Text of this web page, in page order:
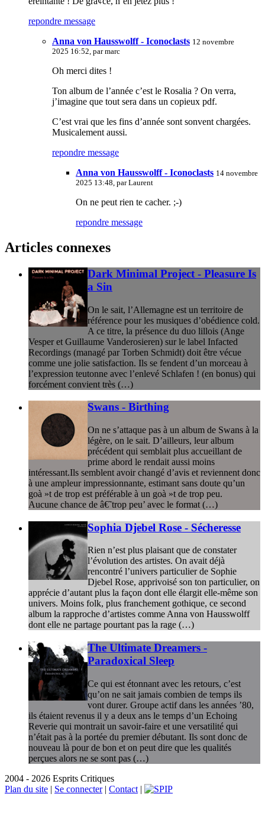
repondre message
Anna von Hausswolff - Iconoclasts 12 novembre
2025 16:52, parmarc
Oh merci dites !
Ton album de l’année c’est le Rosalia ? On verra,
j’imagine que tout sera dans un copieux pdf.
C’est vrai que les fins d’année sont sonvent chargées.
Musicalement aussi.
repondre message
Anna von Hausswolff - Iconoclasts 14 novembre
2025 13:48, parLaurent
On ne peut rien te cacher. ;-)
repondre message
Articles connexes
Dark Minimal Project - Pleasure Is
a Sin
On le sait, l’Allemagne est un territoire de
référence pour les musiques d’obédience cold.
A ce titre, la présence du duo lillois (Ange
Vesper et Guillaume Vanderosieren) sur le label Infacted
Recordings (managé par Torben Schmidt) doit être vécue
comme une jolie satisfaction. Ils se fendent d’un morceau à
l’expression teutonne avec l’enlevé Schlafen ! (en bonus) qui
forcément convient très (…)
Swans - Birthing
On ne s’attaque pas à un album de Swans à la
légère, on le sait. D’ailleurs, leur album
précédent qui semblait plus accueillant de
prime abord le rendait aussi moins
intéressant.Ils semblent avoir changé d’avis et reviennent donc
à une ampleur impressionnante, estimant sans doute qu’un
goà »t de trop est préférable à un goà »t de trop peu.
Aucune chance de â€˜trop peu’ avec le format (…)
Sophia Djebel Rose - Sécheresse
Rien n’est plus plaisant que de constater
l’évolution des artistes. On avait déjà
rencontré l’univers particulier de Sophie
Djebel Rose, apprivoisé son ton particulier, on
apprécie d’autant plus la façon dont elle élargit elle-même son
univers. Moins folk, plus franchement gothique, ce second
album la rapproche d’artistes comme Anna von Hausswolff
dont elle ne partage pourtant pas la rage (…)
The Ultimate Dreamers -
Paradoxical Sleep
Ce qui est étonnant avec les retours, c’est
qu’on ne sait jamais combien de temps ils
vont durer. Groupe actif dans les années ’80,
ils étaient revenus il y a deux ans le temps d’un Echoing
Reverie qui montrait un savoir-faire et une versatilité qui
n’était pas à la portée du premier débutant. Ils sont donc de
nouveau là pour de bon et on peut dire que les qualités
perçues alors ne se sont pas (…)
2004 - 2026 Esprits Critiques
Plan du site | Se connecter| Contact |